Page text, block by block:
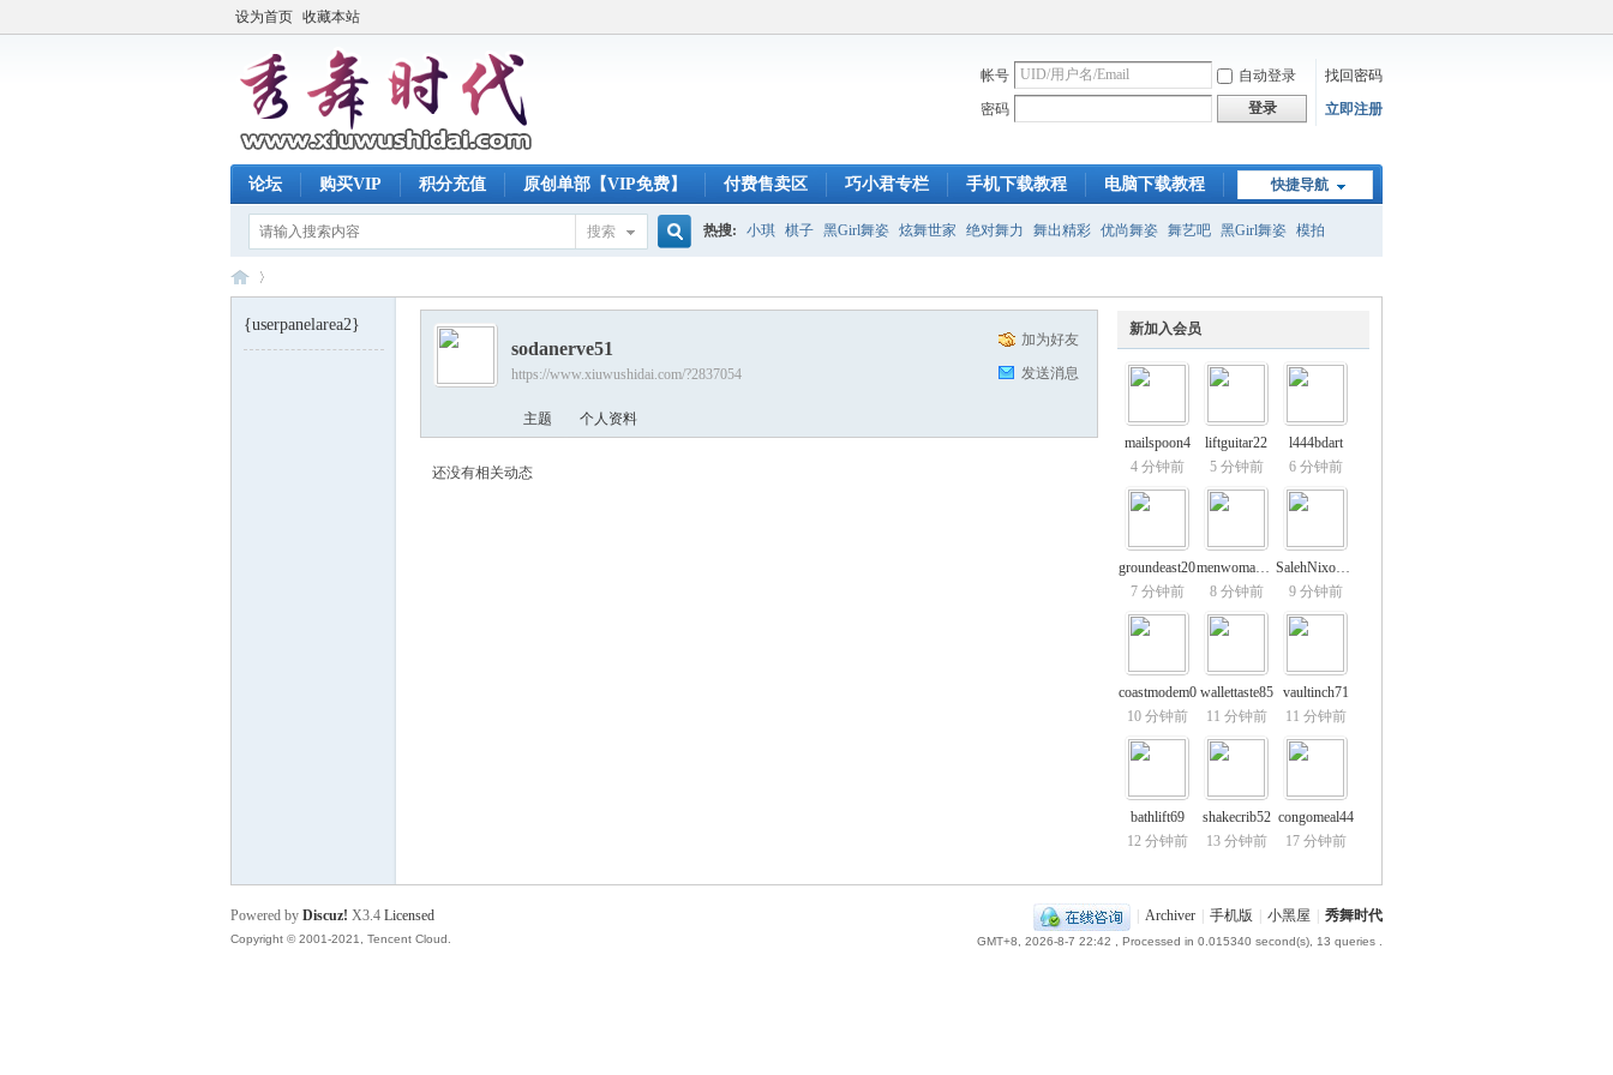
设为首页 收藏本站
帐号 自动登录
找回密码
密码
登录 立即注册
快捷导航
论坛 购买VIP 积分充值 原创单部【VIP免费】 付费售卖区 巧小君专栏 手机下载教程 电脑下载教程
搜索
索
热搜: 小琪 棋子 黑Girl舞姿 炫舞世家 绝对舞力 舞出精彩 优尚舞姿 舞艺吧 黑Girl舞姿 模拍
{userpanelarea2} 新加入会员
mailspoon4
4 分钟前
liftguitar22
5 分钟前
l444bdart
6 分钟前
groundeast20
7 分钟前
menwoman89
8 分钟前
SalehNixon78
9 分钟前
coastmodem0
10 分钟前
wallettaste85
11 分钟前
vaultinch71
11 分钟前
bathlift69
12 分钟前
shakecrib52
13 分钟前
congomeal44
17 分钟前
加为好友
发送消息
sodanerve51
https://www.xiuwushidai.com/?2837054
主题 个人资料
还没有相关动态
Archiver 手机版 小黑屋 秀舞时代
GMT+8, 2026-8-7 22:42 , Processed in 0.015340 second(s), 13 queries .
Powered by Discuz! X3.4 Licensed
Copyright © 2001-2021, Tencent Cloud.